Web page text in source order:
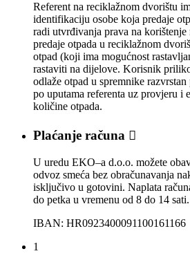
Referent na reciklažnom dvorištu
identifikaciju osobe koja predaje
radi utvrđivanja prava na
predaje otpada u reciklažnom
otpad (koji ima mogućnost
rastaviti na dijelove. Korisnik
odlaže otpad u spremnike
po uputama referenta uz provjeru i
količine otpada.
Plaćanje računa 
U uredu EKO–a d.o.o. možete
odvoz smeća bez obračunavanja
isključivo u gotovini. Naplata
do petka u vremenu od 8 do 14 sati.
IBAN: HR0923400091100161166
1